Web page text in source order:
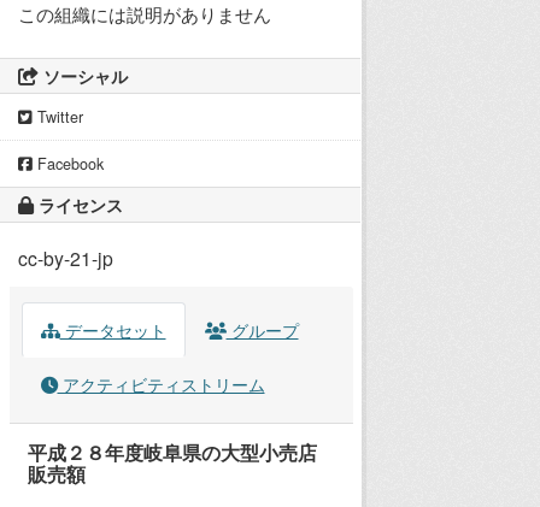
この組織には説明がありません
ソーシャル
Twitter
Facebook
ライセンス
cc-by-21-jp
データセット グループ
アクティビティストリーム
平成２８年度岐阜県の大型小売店
販売額